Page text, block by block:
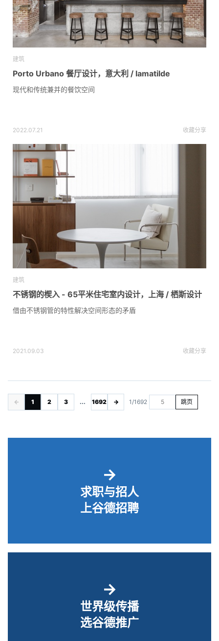
建筑
Porto Urbano 餐厅设计，意大利 / lamatilde
现代和传统兼并的餐饮空间
2022.07.21 收藏分享
建筑
不锈钢的楔入 - 65平米住宅室内设计，上海 / 栖斯设计
借由不锈钢管的特性解决空间形态的矛盾
2021.09.03 收藏分享
← 1 2 3 ... 1692 → 1/1692 跳页
→
求职与招人
上谷德招聘
→
世界级传播
选谷德推广